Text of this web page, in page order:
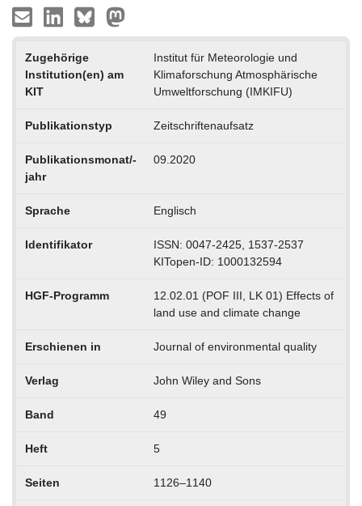
Zugehörige
Institution(en) am
KIT
Institut für Meteorologie und
Klimaforschung Atmosphärische
Umweltforschung (IMKIFU)
Publikationstyp Zeitschriftenaufsatz
Publikationsmonat/-
jahr
09.2020
Sprache Englisch
Identifikator
ISSN: 0047-2425, 1537-2537
KITopen-ID: 1000132594
HGF-Programm
12.02.01 (POF III, LK 01) Effects of
land use and climate change
Erschienen in Journal of environmental quality
Verlag John Wiley and Sons
Band 49
Heft 5
Seiten 1126–1140